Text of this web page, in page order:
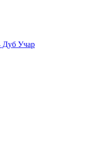
Дуб Учар